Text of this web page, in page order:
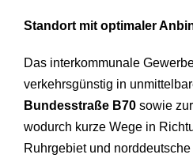
Standort mit optimaler
Das interkommunale
verkehrsgünstig in
Bundesstraße B70 sowie zur
wodurch kurze Wege in
Ruhrgebiet und